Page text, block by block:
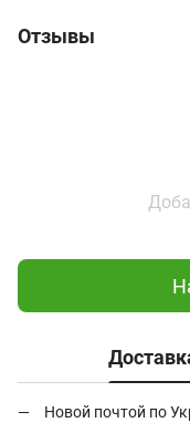
Отзывы
Новой почтой по